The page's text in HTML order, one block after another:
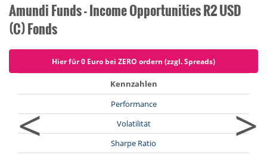
Amundi Funds - Income Opportunities R2 USD
(C) Fonds
Hier für 0 Euro bei ZERO ordern (zzgl. Spreads)
<
Kennzahlen
Performance
Volatilität
Sharpe Ratio
>